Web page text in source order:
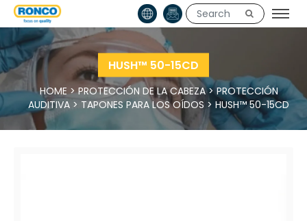
HUSH™ 50-15CD
HOME >PROTECCIÓN DE LA CABEZA>PROTECCIÓN
AUDITIVA > TAPONES PARA LOS OÍDOS > HUSH™ 50-15CD